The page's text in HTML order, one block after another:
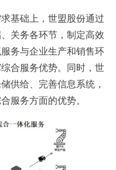
基础上，世盟股份通过
关务各环节，制定高效
务与企业生产和销售环
合服务优势。同时，世
供给、完善信息系统，
服务方面的优势。